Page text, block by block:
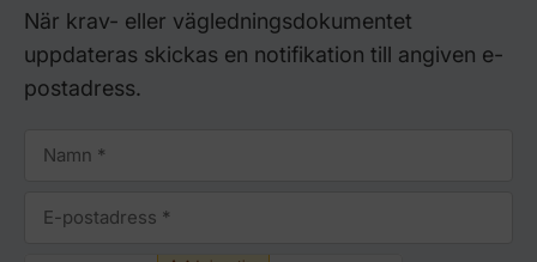
När krav- eller vägledningsdokumentet
uppdateras skickas en notifikation till angiven e-
postadress.